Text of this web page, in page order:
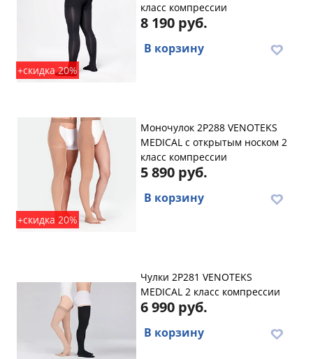
+скидка 20%
класс компрессии
8 190 руб.
В корзину
+скидка 20%
Моночулок 2P288 VENOTEKS
MEDICAL с открытым носком 2
класс компрессии
5 890 руб.
В корзину
Чулки 2P281 VENOTEKS
MEDICAL 2 класс компрессии
6 990 руб.
В корзину